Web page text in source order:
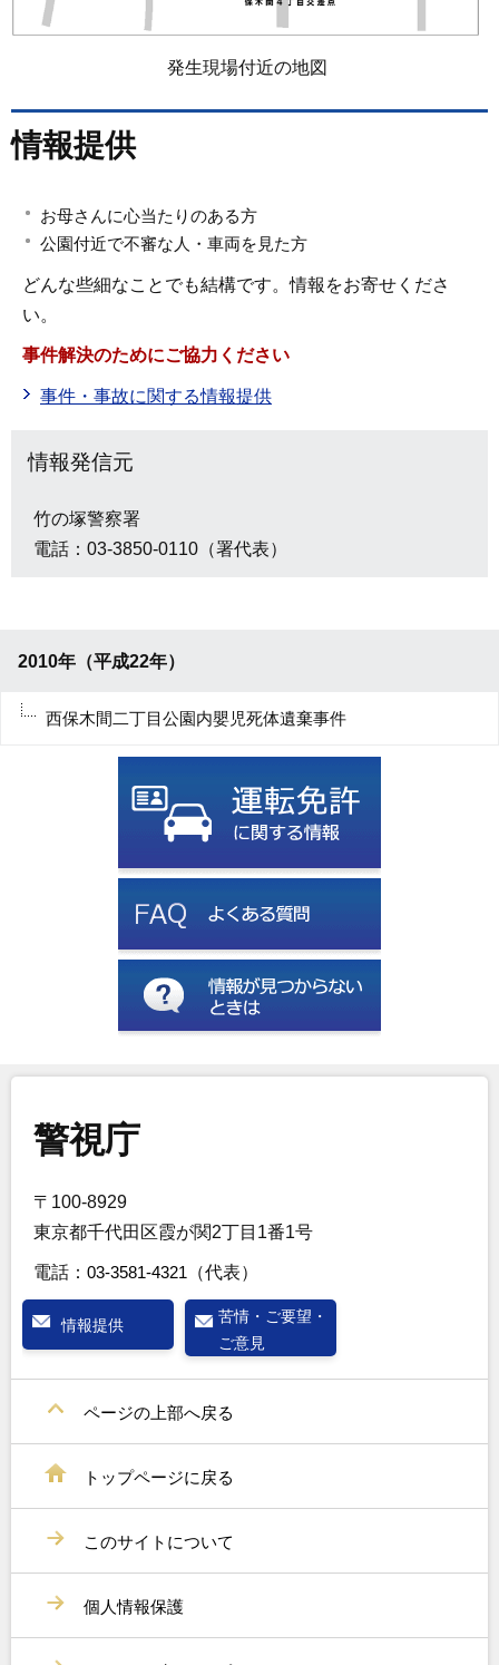
発生現場付近の地図
情報提供
お母さんに心当たりのある方
公園付近で不審な人・車両を見た方
どんな些細なことでも結構です。情報をお寄せくださ
い。
事件解決のためにご協力ください
事件・事故に関する情報提供
情報発信元
竹の塚警察署
電話：03-3850-0110（署代表）
2010年（平成22年）
西保木間二丁目公園内嬰児死体遺棄事件
警視庁
〒100-8929
東京都千代田区霞が関2丁目1番1号
電話： 03-3581-4321 （代表）
情報提供
苦情・ご要望・
ご意見
ページの上部へ戻る
トップページに戻る
このサイトについて
個人情報保護